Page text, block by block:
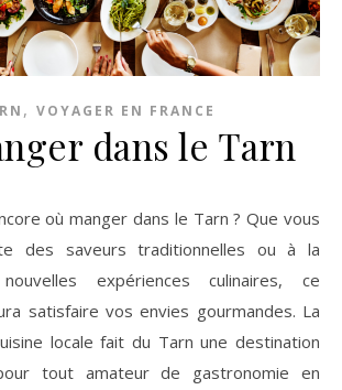
, VOYAGER EN FRANCE
dans le Tarn
des saveurs traditionnelles ou à la
expériences culinaires, ce
satisfaire vos envies gourmandes. La
locale fait du Tarn une destination
tout amateur de gastronomie en